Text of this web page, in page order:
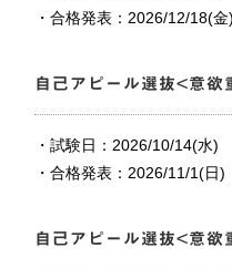
・合格発表：2026/12/18(金)
自己アピール選抜<意欲
・試験日：2026/10/14(水)
・合格発表：2026/11/1(日)
自己アピール選抜<意欲